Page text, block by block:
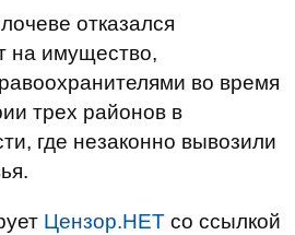
отказался
на имущество,
во время
трех районов в
где незаконно вывозили
Цензор.НЕТ со ссылкой